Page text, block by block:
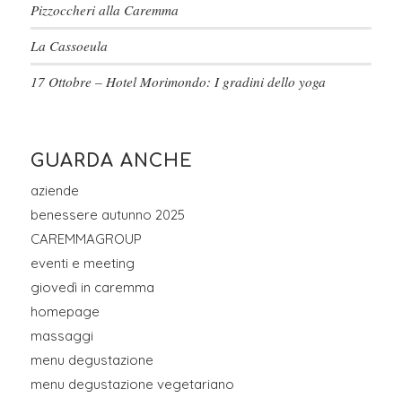
Pizzoccheri alla Caremma
La Cassoeula
17 Ottobre – Hotel Morimondo: I gradini dello yoga
GUARDA ANCHE
aziende
benessere autunno 2025
CAREMMAGROUP
eventi e meeting
giovedì in caremma
homepage
massaggi
menu degustazione
menu degustazione vegetariano